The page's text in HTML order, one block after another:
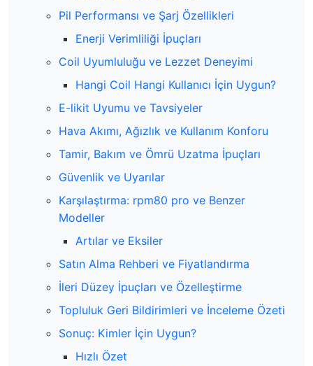
Pil Performansı ve Şarj Özellikleri
Enerji Verimliliği İpuçları
Coil Uyumluluğu ve Lezzet Deneyimi
Hangi Coil Hangi Kullanıcı İçin Uygun?
E-likit Uyumu ve Tavsiyeler
Hava Akımı, Ağızlık ve Kullanım Konforu
Tamir, Bakım ve Ömrü Uzatma İpuçları
Güvenlik ve Uyarılar
Karşılaştırma: rpm80 pro ve Benzer
Modeller
Artılar ve Eksiler
Satın Alma Rehberi ve Fiyatlandırma
İleri Düzey İpuçları ve Özelleştirme
Topluluk Geri Bildirimleri ve İnceleme Özeti
Sonuç: Kimler İçin Uygun?
Hızlı Özet